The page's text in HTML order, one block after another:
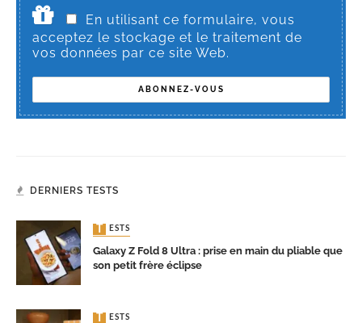
En utilisant ce formulaire, vous
acceptez le stockage et le traitement de
vos données par ce site Web.
DERNIERS TESTS
TESTS
Galaxy Z Fold 8 Ultra : prise en main du pliable que
son petit frère éclipse
TESTS